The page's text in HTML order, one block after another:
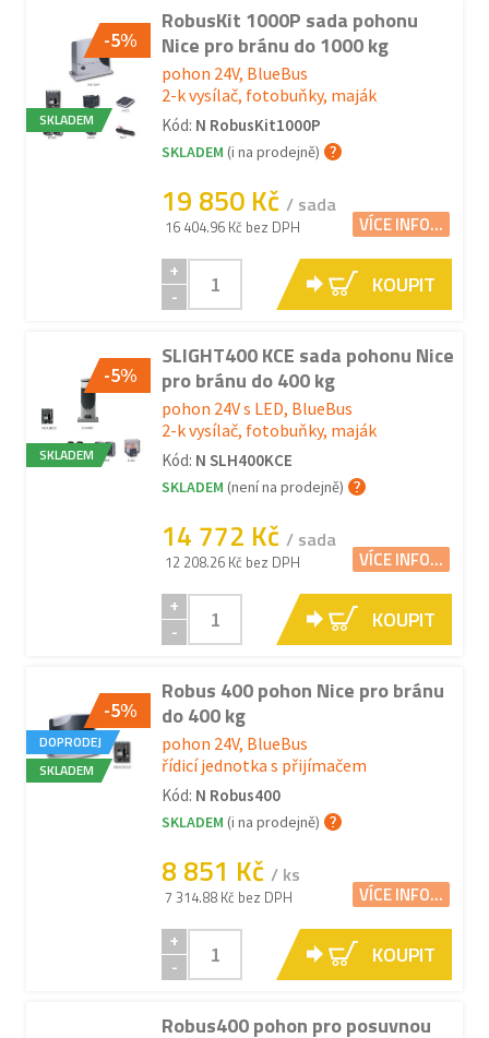
-5%
SKLADEM
RobusKit 1000P sada pohonu
Nice pro bránu do 1000 kg
pohon 24V, BlueBus
2-k vysílač, fotobuňky, maják
Kód: N RobusKit1000P
SKLADEM (i na prodejně)
19 850 Kč / sada
16 404.96 Kč bez DPH VÍCE INFO...
+
-
KOUPIT
-5%
SKLADEM
SLIGHT400 KCE sada pohonu Nice
pro bránu do 400 kg
pohon 24V s LED, BlueBus
2-k vysílač, fotobuňky, maják
Kód: N SLH400KCE
SKLADEM (není na prodejně)
14 772 Kč / sada
12 208.26 Kč bez DPH VÍCE INFO...
+
-
KOUPIT
-5%
DOPRODEJ
SKLADEM
Robus 400 pohon Nice pro bránu
do 400 kg
pohon 24V, BlueBus
řídicí jednotka s přijímačem
Kód: N Robus400
SKLADEM (i na prodejně)
8 851 Kč / ks
7 314.88 Kč bez DPH VÍCE INFO...
+
-
KOUPIT
Robus400 pohon pro posuvnou